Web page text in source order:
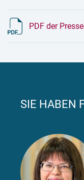
PDF der
SIE HABEN